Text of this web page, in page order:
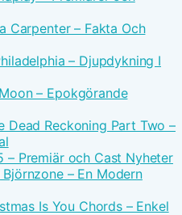
Carpenter – Fakta Och
– Djupdykning I
– Epokgörande
Dead Reckoning Part Two –
– Premiär och Cast Nyheter
– En Modern
Is You Chords – Enkel